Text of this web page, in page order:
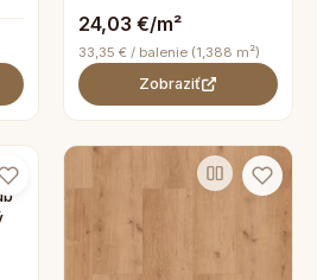
24,03 €/m²
33,35 € / balenie (1,388 m²)
Zobraziť